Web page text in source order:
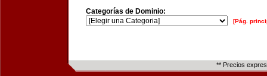
Categorías de Dominio:
[Pág.
** Precios